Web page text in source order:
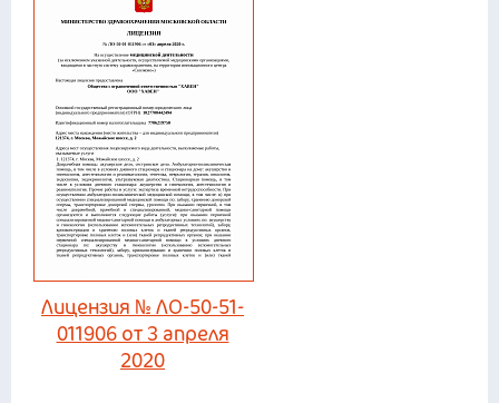
Лицензия № ЛО-50-51-
011906 от 3 апреля
2020